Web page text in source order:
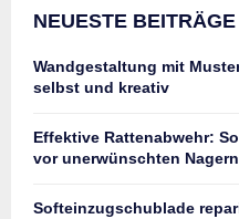
NEUESTE BEITRÄGE
Wandgestaltung mit
selbst und kreativ
Effektive Rattenabwehr:
vor unerwünschten Nagern
Softeinzugschublade